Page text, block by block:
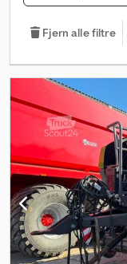
Fjern alle filtre